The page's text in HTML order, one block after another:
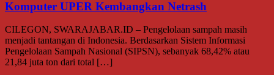
Komputer UPER Kembangkan Netrash
CILEGON, SWARAJABAR.ID – Pengelolaan sampah masih
menjadi tantangan di Indonesia. Berdasarkan Sistem Informasi
Pengelolaan Sampah Nasional (SIPSN), sebanyak 68,42% atau
21,84 juta ton dari total […]